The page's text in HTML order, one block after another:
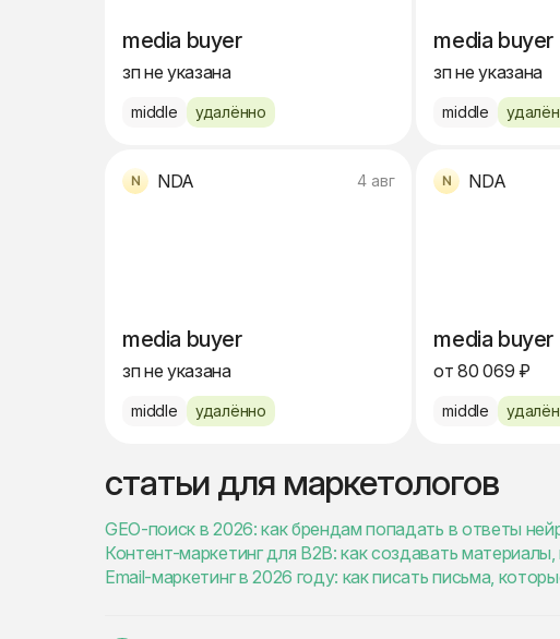
media buyer
зп не указана
middle удалённо
media buyer
зп не указана
middle
NDA 4 авг
media buyer
зп не указана
middle удалённо
NDA
media buyer
от 80 069 ₽
middle
статьи для маркетологов
GEO-поиск в 2026: как брендам попадать в ответы
Контент-маркетинг для B2B: как создавать
Email-маркетинг в 2026 году: как писать письма,